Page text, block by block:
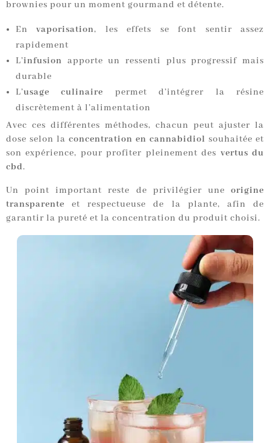
brownies pour un moment gourmand et détente.
Envaporisation, les effets se font sentir assez
rapidement
L’infusion apporte un ressenti plus progressif mais
durable
L’usage culinaire permet d’intégrer la résine
discrètement à l’alimentation
Avec ces différentes méthodes, chacun peut ajuster la
dose selon la concentration en cannabidiol souhaitée et
son expérience, pour profiter pleinement des vertus du
cbd.
Un point important reste de privilégier une origine
transparente et respectueuse de la plante, afin de
garantir la pureté et la concentration du produit choisi.